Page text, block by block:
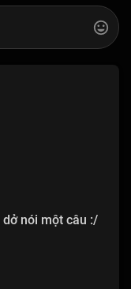
nói một câu :/